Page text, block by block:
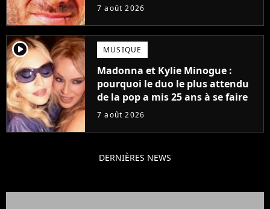
grands succès de tous les temps
7 août 2026
player2 MUSIQUE
Madonna et Kylie Minogue :
pourquoi le duo le plus attendu
de la pop a mis 25 ans à se faire
7 août 2026
DERNIÈRES NEWS